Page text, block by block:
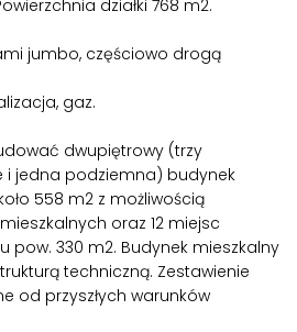
działki 768 m2.
jumbo, częściowo drogą
gaz.
dwupiętrowy (trzy
i jedna podziemna) budynek
558 m2 z możliwością
oraz 12 miejsc
pow. 330 m2. Budynek mieszkalny
techniczną. Zestawienie
od przyszłych warunków